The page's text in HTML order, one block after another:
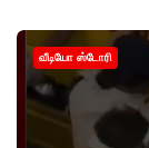
வீடியோ ஸ்டோரி